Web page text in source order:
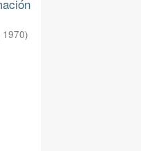
1970)